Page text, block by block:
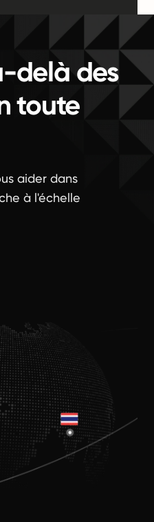
delà des
toute
aider dans
à l'échelle